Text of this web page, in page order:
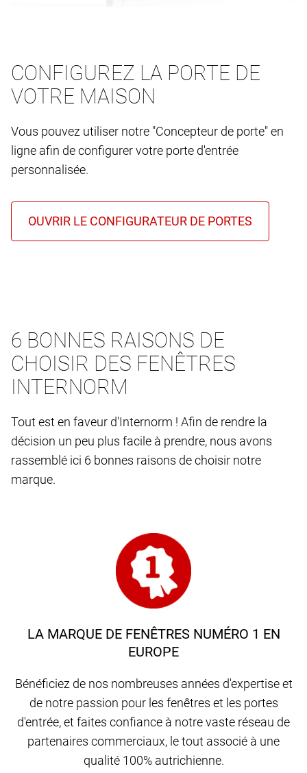
CONFIGUREZ LA PORTE DE
VOTRE MAISON
Vous pouvez utiliser notre "Concepteur de porte" en
ligne afin de configurer votre porte d'entrée
personnalisée.
6 BONNES RAISONS DE
CHOISIR DES FENÊTRES
INTERNORM
Tout est en faveur d'Internorm ! Afin de rendre la
décision un peu plus facile à prendre, nous avons
rassemblé ici 6 bonnes raisons de choisir notre
marque.
LA MARQUE DE FENÊTRES NUMÉRO 1 EN
EUROPE
Bénéficiez de nos nombreuses années d'expertise et
de notre passion pour les fenêtres et les portes
d'entrée, et faites confiance à notre vaste réseau de
partenaires commerciaux, le tout associé à une
qualité 100% autrichienne.